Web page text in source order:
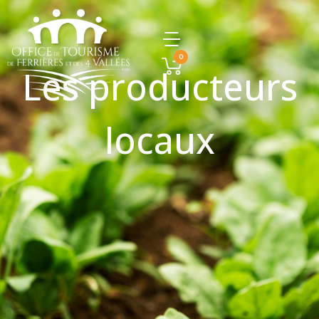
0
Les producteurs
locaux